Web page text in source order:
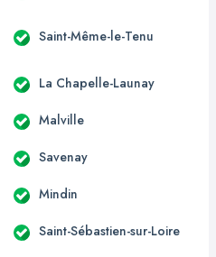
Saint-Même-le-Tenu
La Chapelle-Launay
Malville
Savenay
Mindin
Saint-Sébastien-sur-Loire